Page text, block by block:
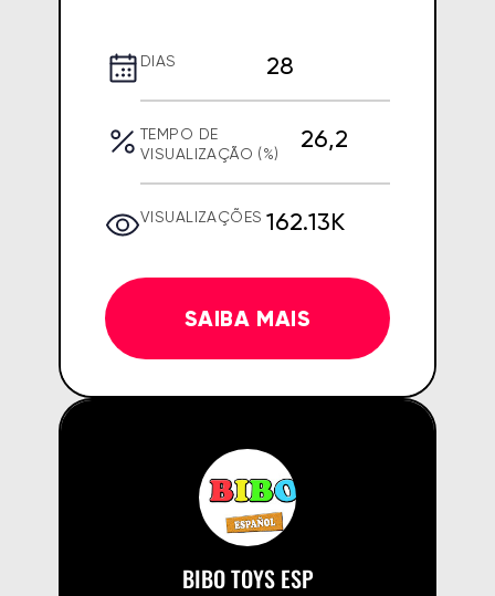
DIAS 28
TEMPO DE
VISUALIZAÇÃO (%)
26,2
VISUALIZAÇÕES 162.13K
SAIBA MAIS
BIBO TOYS ESP